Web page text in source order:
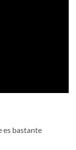
es bastante